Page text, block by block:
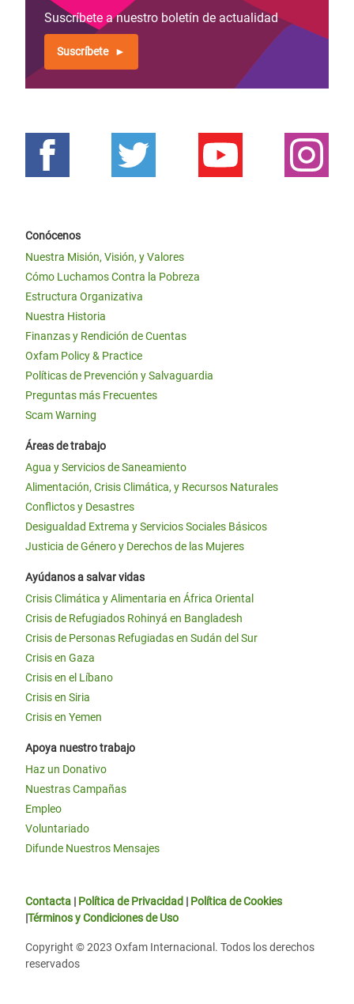
Suscríbete a nuestro boletín de actualidad
Suscríbete
Conócenos
Nuestra Misión, Visión, y Valores
Cómo Luchamos Contra la Pobreza
Estructura Organizativa
Nuestra Historia
Finanzas y Rendición de Cuentas
Oxfam Policy & Practice
Políticas de Prevención y Salvaguardia
Preguntas más Frecuentes
Scam Warning
Áreas de trabajo
Agua y Servicios de Saneamiento
Alimentación, Crisis Climática, y Recursos Naturales
Conflictos y Desastres
Desigualdad Extrema y Servicios Sociales Básicos
Justicia de Género y Derechos de las Mujeres
Ayúdanos a salvar vidas
Crisis Climática y Alimentaria en África Oriental
Crisis de Refugiados Rohinyá en Bangladesh
Crisis de Personas Refugiadas en Sudán del Sur
Crisis en Gaza
Crisis en el Líbano
Crisis en Siria
Crisis en Yemen
Apoya nuestro trabajo
Haz un Donativo
Nuestras Campañas
Empleo
Voluntariado
Difunde Nuestros Mensajes
Contacta | Política de Privacidad | Política de Cookies
|Términos y Condiciones de Uso
Copyright © 2023 Oxfam Internacional. Todos los derechos
reservados